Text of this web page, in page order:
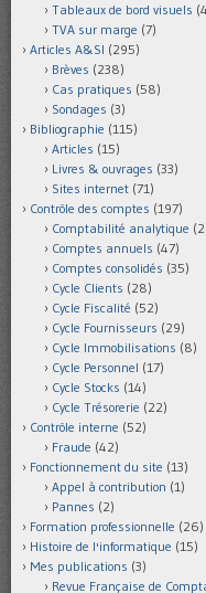
Tableaux de bord visuels
TVA sur marge (7)
Articles A&SI (295)
Brèves (238)
Cas pratiques (58)
Sondages (3)
Bibliographie (115)
Articles (15)
Livres & ouvrages (33)
Sites internet (71)
Contrôle des comptes (197)
Comptabilité analytique
Comptes annuels (47)
Comptes consolidés (35)
Cycle Clients (28)
Cycle Fiscalité (52)
Cycle Fournisseurs (29)
Cycle Immobilisations (8)
Cycle Personnel (17)
Cycle Stocks (14)
Cycle Trésorerie (22)
Contrôle interne (52)
Fraude (42)
Fonctionnement du site (13)
Appel à contribution (1)
Pannes (2)
Formation professionnelle (26)
Histoire de l'informatique (15)
Mes publications (3)
Revue Française de